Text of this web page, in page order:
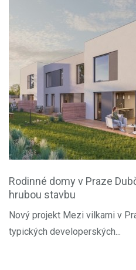
Rodinné domy v Praze
hrubou stavbu
Nový projekt Mezi vilkami v
typických developerských...